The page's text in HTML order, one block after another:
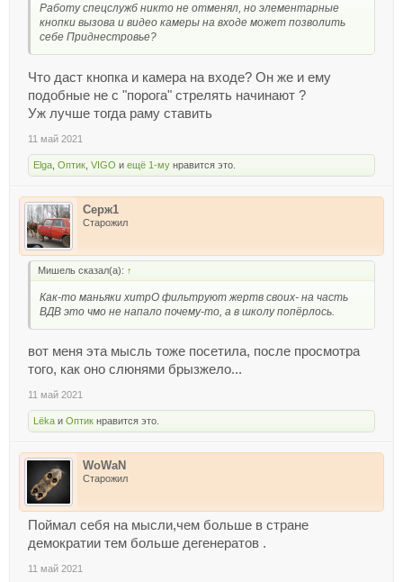
Работу спецслужб никто не отменял, но элементарные
кнопки вызова и видео камеры на входе может позволить
себе Приднестровье?
Что даст кнопка и камера на входе? Он же и ему
подобные не с "порога" стрелять начинают ?
Уж лучше тогда раму ставить
11 май 2021
Elga Оптик VIGO и ещё 1-му нравится это.
Серж1
Старожил
Мишель сказал(а): ↑
Как-то маньяки хитрО фильтруют жертв своих- на часть
ВДВ это чмо не напало почему-то, а в школу попёрлось.
вот меня эта мысль тоже посетила, после просмотра
того, как оно слюнями брызжело...
11 май 2021
Lёka и Оптик нравится это.
WoWaN
Старожил
Поймал себя на мысли,чем больше в стране
демократии тем больше дегенератов .
11 май 2021